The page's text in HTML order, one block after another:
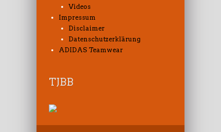
Videos
Impressum
Disclaimer
Datenschutzerklärung
ADIDAS Teamwear
TJBB